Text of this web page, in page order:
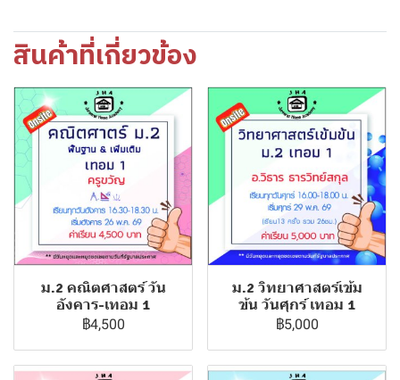
สินค้าที่เกี่ยวข้อง
ม.2 คณิตศาสตร์ วัน
อังคาร-เทอม 1
฿4,500
ม.2 วิทยาศาสตร์เข้ม
ข้น วันศุกร์ เทอม 1
฿5,000